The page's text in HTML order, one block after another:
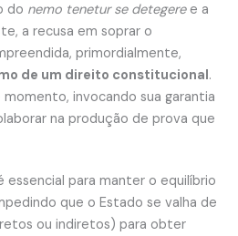
do nemo tenetur se detegeree a
a recusa em soprar o
primordialmente,
de um direito constitucional.
invocando sua garantia
na produção de prova que
essencial para manter o equilíbrio
que o Estado se valha de
ou indiretos) para obter